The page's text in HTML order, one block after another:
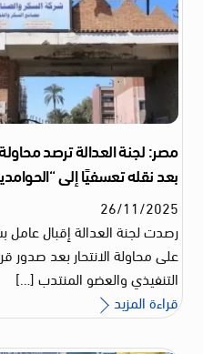
مصر: لجنة العدالة ترصد
بعد نقله تعسفيًا إلى
26/11/2025
رصدت لجنة العدالة إقبال
على محاولة الانتحار بعد صدور
التنفيذي والعضو المنتدب […]
قراءة المزيد